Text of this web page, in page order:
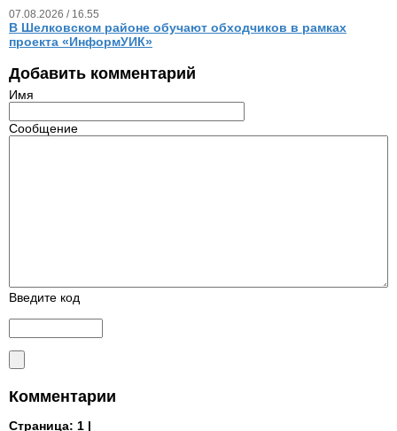
07.08.2026 / 16.55
В Шелковском районе обучают обходчиков в рамках
проекта «ИнформУИК»
Добавить комментарий
Имя
Сообщение
Введите код
Комментарии
Страница: 1 |